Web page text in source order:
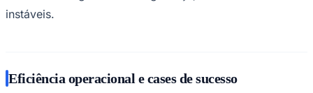
instáveis.
Eficiência operacional e cases de sucesso